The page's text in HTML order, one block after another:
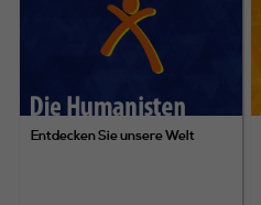
Entdecken Sie unsere Welt